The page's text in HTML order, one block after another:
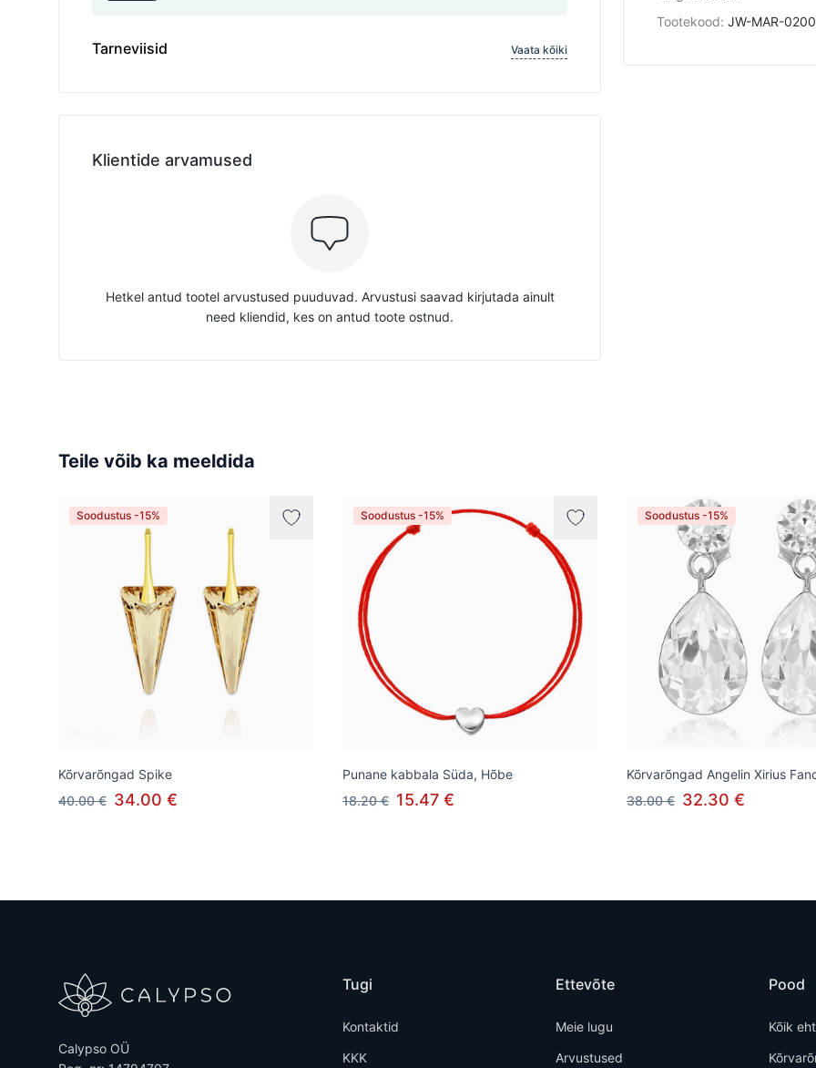
Tootekood: JW-MAR-
Tarneviisid Vaata kõiki
Klientide arvamused
Hetkel antud tootel arvustused puuduvad. Arvustusi saavad kirjutada ainult
need kliendid, kes on antud toote ostnud.
Teile võib ka meeldida
Soodustus -15%
Kõrvarõngad Spike
40.00 € 34.00 €
Soodustus -15%
Punane kabbala Süda, Hõbe
18.20 € 15.47 €
Soodustus -15%
Kõrvarõngad Angelin Xirius
38.00 € 32.30 €
Calypso OÜ
Tugi
Kontaktid
KKK
Ettevõte
Meie lugu
Arvustused
Pood
Kõik